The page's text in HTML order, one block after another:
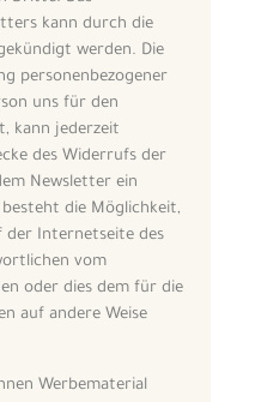
kann durch die
werden. Die
personenbezogener
uns für den
kann jederzeit
des Widerrufs der
Newsletter ein
die Möglichkeit,
der Internetseite des
vom
oder dies dem für die
auf andere Weise
Werbematerial